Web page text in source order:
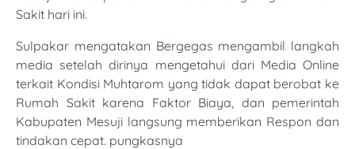
Sakit hari ini.
Sulpakar mengatakan Bergegas mengambil langkah
media setelah dirinya mengetahui dari Media Online
terkait Kondisi Muhtarom yang tidak dapat berobat ke
Rumah Sakit karena Faktor Biaya, dan pemerintah
Kabupaten Mesuji langsung memberikan Respon dan
tindakan cepat. pungkasnya